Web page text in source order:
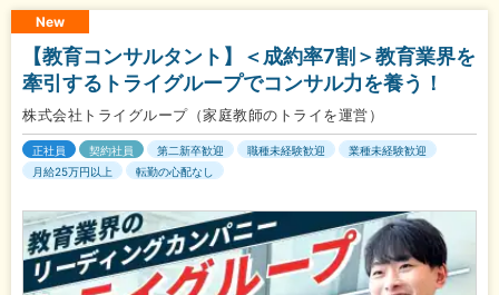
New
【教育コンサルタント】＜成約率7割＞教育業界を
牽引するトライグループでコンサル力を養う！
株式会社トライグループ（家庭教師のトライを運営）
正社員 契約社員 第二新卒歓迎 職種未経験歓迎
業種未経験歓迎
月給25万円以上
転勤の心配なし